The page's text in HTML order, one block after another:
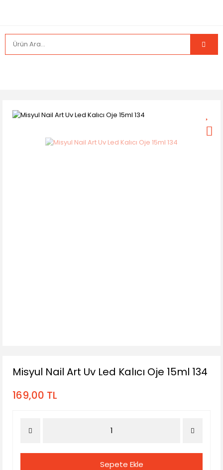
Misyul Nail Art Uv Led Kalıcı Oje 15ml 134
169,00 TL
Sepete Ekle